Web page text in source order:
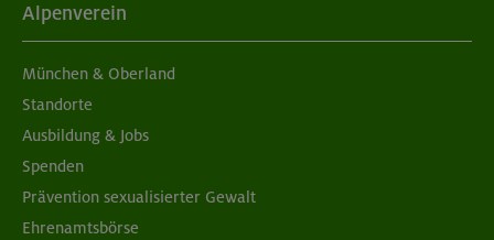
Alpenverein
München & Oberland
Standorte
Ausbildung & Jobs
Spenden
Prävention sexualisierter Gewalt
Ehrenamtsbörse